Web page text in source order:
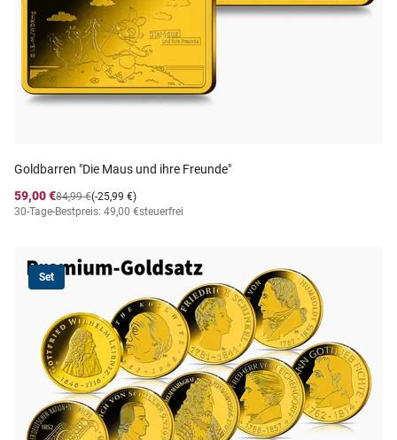
Goldbarren "Die Maus und ihre Freunde"
59,00 €
(-25,99 €)
84,99 €
30-Tage-Bestpreis: 49,00 €steuerfrei
Set